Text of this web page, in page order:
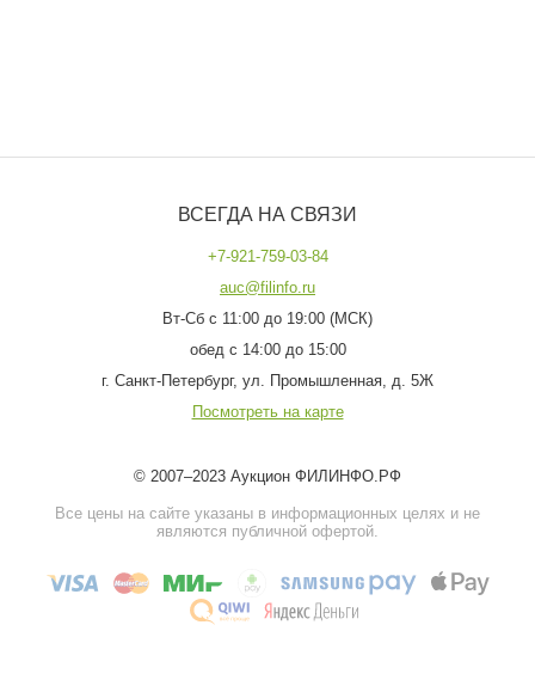
ВСЕГДА НА СВЯЗИ
+7-921-759-03-84
auc@filinfo.ru
Вт-Сб с 11:00 до 19:00 (МСК)
обед с 14:00 до 15:00
г. Санкт-Петербург, ул. Промышленная, д. 5Ж
Посмотреть на карте
© 2007–2023 Аукцион ФИЛИНФО.РФ
Все цены на сайте указаны в информационных целях и не
являются публичной офертой.